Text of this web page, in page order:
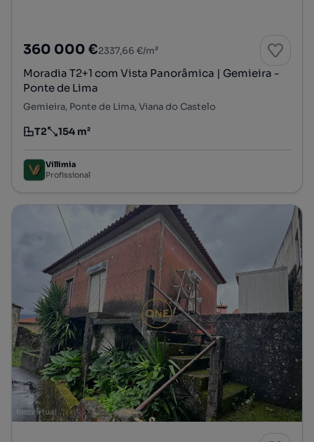
360 000 €2337,66 €/m²
Moradia T2+1 com Vista Panorâmica | Gemieira -
Ponte de Lima
Gemieira, Ponte de Lima, Viana do Castelo
Tipologia
T2
Preço por metro quadrado
154 m²
Villimia
Profissional